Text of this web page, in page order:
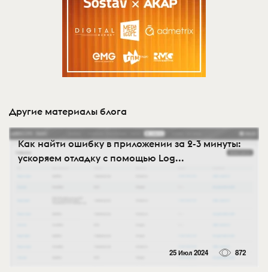
Другие материалы блога
Как найти ошибку в приложении за 2-3 минуты:
ускоряем отладку с помощью Log...
25 Июл 2024 872